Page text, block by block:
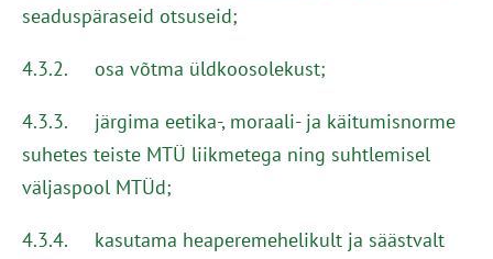
seaduspäraseid otsuseid;
4.3.2. osa võtma üldkoosolekust;
4.3.3. järgima eetika-, moraali- ja käitumisnorme
suhetes teiste MTÜ liikmetega ning suhtlemisel
väljaspool MTÜd;
4.3.4. kasutama heaperemehelikult ja säästvalt